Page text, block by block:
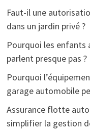
Faut-il une
dans un jardin privé ?
Pourquoi les enfants
parlent presque pas ?
Pourquoi
garage automobile
Assurance flotte
simplifier la gestion